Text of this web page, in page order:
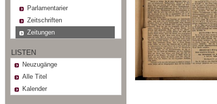
Parlamentarier
Zeitschriften
Zeitungen
LISTEN
Neuzugänge
Alle Titel
Kalender